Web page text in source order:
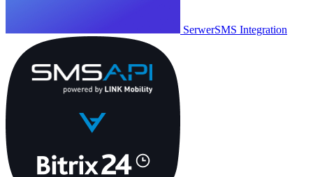
SerwerSMS Integration